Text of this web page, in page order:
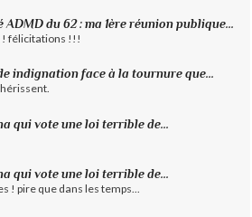
ADMD du 62 : ma 1ère réunion publique...
! félicitations !!!
indignation face à la tournure que...
qui vote une loi terrible de...
qui vote une loi terrible de...
! pire que dans les temps...